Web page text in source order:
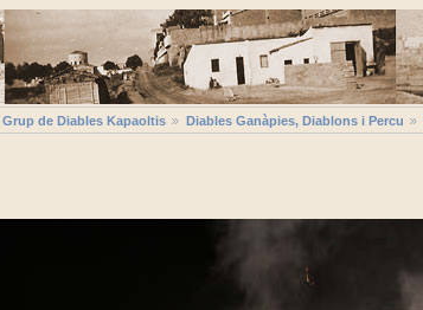
Grup de Diables Kapaoltis Diables Ganàpies, Diablons i Percu